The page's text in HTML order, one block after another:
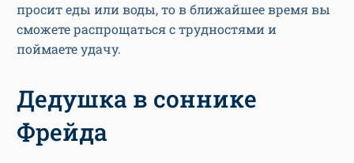
просит еды или воды, то в ближайшее время вы
сможете распрощаться с трудностями и
поймаете удачу.
Дедушка в соннике
Фрейда